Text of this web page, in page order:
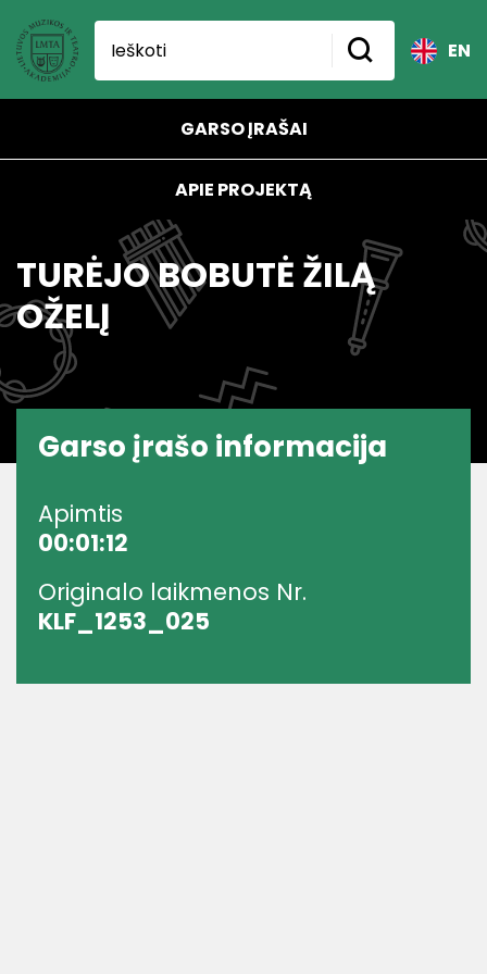
EN
GARSO ĮRAŠAI
APIE PROJEKTĄ
TURĖJO BOBUTĖ ŽILĄ
OŽELĮ
Garso įrašo informacija
Apimtis
00:01:12
Originalo laikmenos Nr.
KLF_1253_025